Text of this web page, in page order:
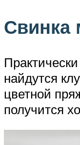
Свинка
найдутся
цветной
получится